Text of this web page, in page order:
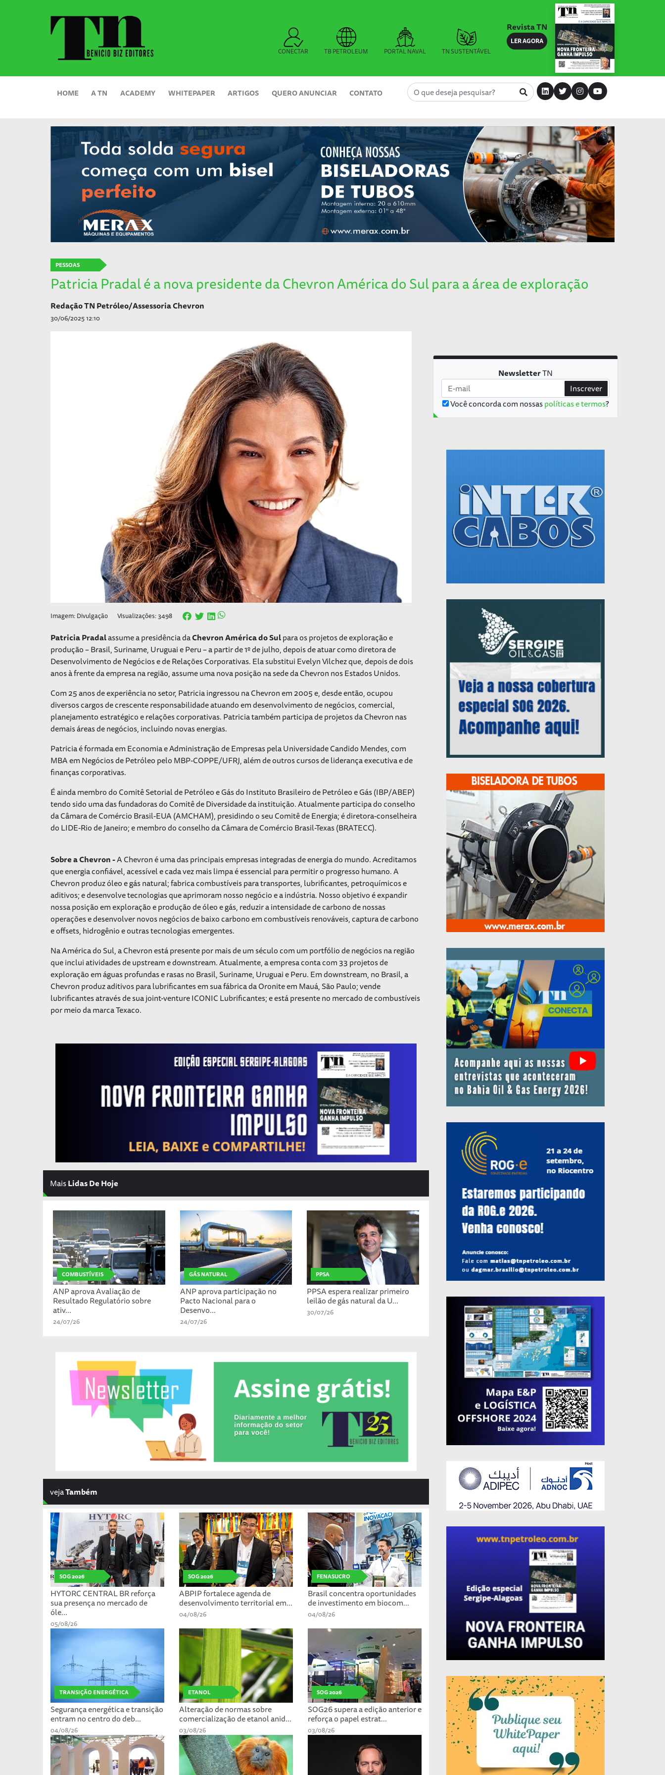
CONECTAR TB PETROLEUM PORTAL NAVAL TN SUSTENTÁVEL
Revista TN
LER AGORA
HOME A TN ACADEMY WHITEPAPER ARTIGOS QUERO ANUNCIAR CONTATO
PESSOAS
Patricia Pradal é a nova presidente da Chevron América do Sul para a área de exploração
Redação TN Petróleo/Assessoria Chevron
30/06/2025 12:10
Imagem: Divulgação Visualizações: 3498
Patricia Pradalassume a presidência daChevron América do Sulpara os projetos de exploração e
produção – Brasil, Suriname, Uruguai e Peru – a partir de 1º de julho, depois de atuar como diretora de
Desenvolvimento de Negócios e de Relações Corporativas. Ela substitui Evelyn Vilchez que, depois de dois
anos à frente da empresa na região, assume uma nova posição na sede da Chevron nos Estados Unidos.
Com 25 anos de experiência no setor, Patricia ingressou na Chevron em 2005 e, desde então, ocupou
diversos cargos de crescente responsabilidade atuando em desenvolvimento de negócios, comercial,
planejamento estratégico e relações corporativas. Patricia também participa de projetos da Chevron nas
demais áreas de negócios, incluindo novas energias.
Patricia é formada em Economia e Administração de Empresas pela Universidade Candido Mendes, com
MBA em Negócios de Petróleo pelo MBP-COPPE/UFRJ, além de outros cursos de liderança executiva e de
finanças corporativas.
É ainda membro do Comitê Setorial de Petróleo e Gás do Instituto Brasileiro de Petróleo e Gás (IBP/ABEP)
tendo sido uma das fundadoras do Comitê de Diversidade da instituição. Atualmente participa do conselho
da Câmara de Comércio Brasil-EUA (AMCHAM), presidindo o seu Comitê de Energia; é diretora-conselheira
do LIDE-Rio de Janeiro; e membro do conselho da Câmara de Comércio Brasil-Texas (BRATECC).
Sobre a Chevron -A Chevron é uma das principais empresas integradas de energia do mundo. Acreditamos
que energia confiável, acessível e cada vez mais limpa é essencial para permitir o progresso humano. A
Chevron produz óleo e gás natural; fabrica combustíveis para transportes, lubrificantes, petroquímicos e
aditivos; e desenvolve tecnologias que aprimoram nosso negócio e a indústria. Nosso objetivo é expandir
nossa posição em exploração e produção de óleo e gás, reduzir a intensidade de carbono de nossas
operações e desenvolver novos negócios de baixo carbono em combustíveis renováveis, captura de carbono
e offsets, hidrogênio e outras tecnologias emergentes.
Na América do Sul, a Chevron está presente por mais de um século com um portfólio de negócios na região
que inclui atividades de upstream e downstream. Atualmente, a empresa conta com 33 projetos de
exploração em águas profundas e rasas no Brasil, Suriname, Uruguai e Peru. Em downstream, no Brasil, a
Chevron produz aditivos para lubrificantes em sua fábrica da Oronite em Mauá, São Paulo; vende
lubrificantes através de sua joint-venture ICONIC Lubrificantes; e está presente no mercado de combustíveis
por meio da marca Texaco.
MaisLidas De Hoje
COMBUSTÍVEIS
ANP aprova Avaliação de
Resultado Regulatório sobre
ativ...
24/07/26
GÁS NATURAL
ANP aprova participação no
Pacto Nacional para o
Desenvo...
24/07/26
PPSA
PPSA espera realizar primeiro
leilão de gás natural da U...
30/07/26
vejaTambém
SOG 2026
HYTORC CENTRAL BR reforça
sua presença no mercado de
óle...
05/08/26
SOG 2026
ABPIP fortalece agenda de
desenvolvimento territorial em...
04/08/26
FENASUCRO
Brasil concentra oportunidades
de investimento em biocom...
04/08/26
TRANSIÇÃO ENERGÉTICA
Segurança energética e transição
entram no centro do deb...
04/08/26
ETANOL
Alteração de normas sobre
comercialização de etanol anid...
03/08/26
SOG 2026
SOG26 supera a edição anterior e
reforça o papel estrat...
03/08/26
NewsletterTN
Você concorda com nossaspolíticas e termos?
Inscrever